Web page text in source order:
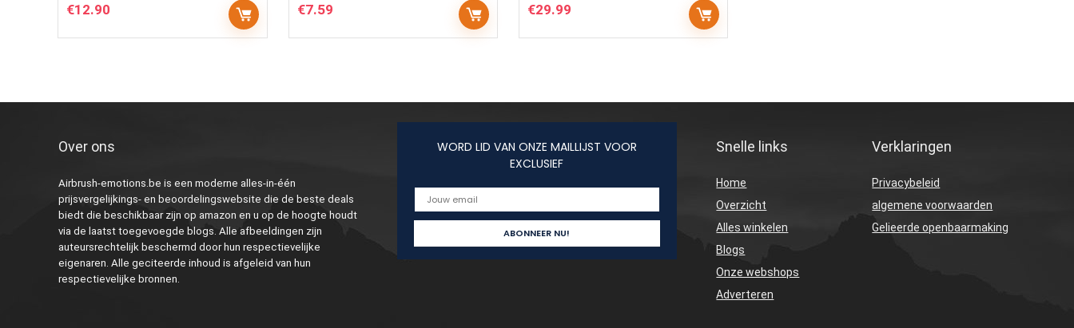
€12.90 €7.59 €29.99
Over ons
Airbrush-emotions.be is een moderne alles-in-één
prijsvergelijkings- en beoordelingswebsite die de beste deals
biedt die beschikbaar zijn op amazon en u op de hoogte houdt
via de laatst toegevoegde blogs. Alle afbeeldingen zijn
auteursrechtelijk beschermd door hun respectievelijke
eigenaren. Alle geciteerde inhoud is afgeleid van hun
respectievelijke bronnen.
WORD LID VAN ONZE MAILLIJST VOOR
EXCLUSIEF
Snelle links
Home
Overzicht
Alles winkelen
Blogs
Onze webshops
Adverteren
Verklaringen
Privacybeleid
algemene voorwaarden
Gelieerde openbaarmaking